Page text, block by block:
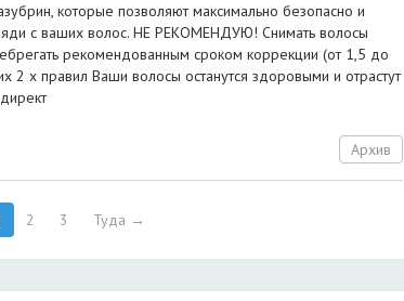
которые позволяют максимально безопасно и
с ваших волос. НЕ РЕКОМЕНДУЮ! Снимать волосы
рекомендованным сроком коррекции (от 1,5 до
2 х правил Ваши волосы останутся здоровыми и отрастут
Архив
2 3 Туда →